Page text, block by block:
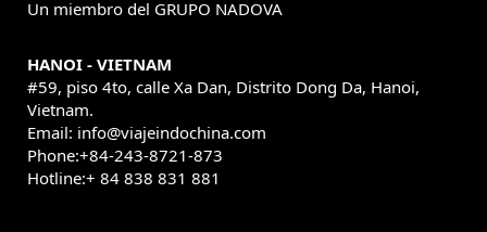
Un miembro del GRUPO NADOVA
HANOI - VIETNAM
#59, piso 4to, calle Xa Dan, Distrito Dong Da, Hanoi,
Vietnam.
Email: info@viajeindochina.com
Phone:+84-243-8721-873
Hotline:+ 84 838 831 881